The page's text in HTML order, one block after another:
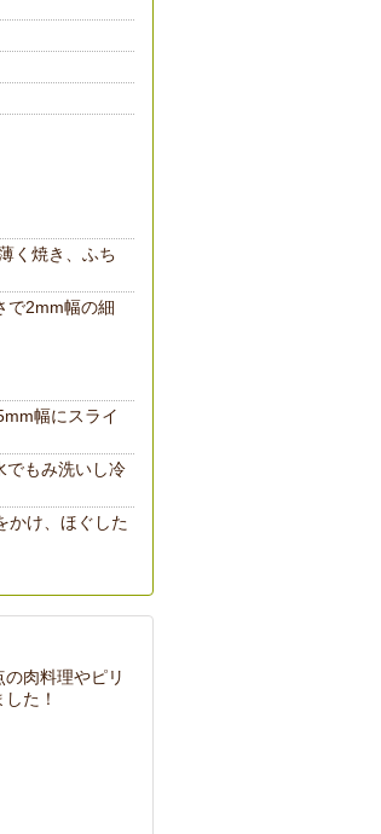
く焼き、ふち
で2mm幅の細
幅にスライ
でもみ洗いし冷
かけ、ほぐした
肉料理やピリ
た！